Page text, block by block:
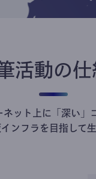
活動の仕
ット上に「深い」
ンフラを目指して生